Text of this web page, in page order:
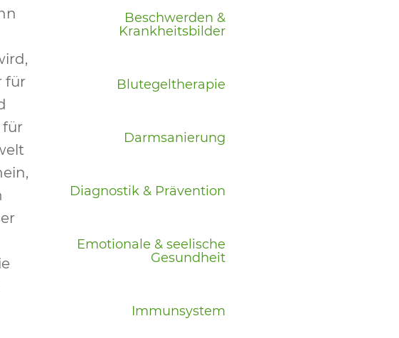
für
für
Beschwerden &
Krankheitsbilder
Blutegeltherapie
Darmsanierung
Diagnostik & Prävention
Emotionale & seelische
Gesundheit
Immunsystem